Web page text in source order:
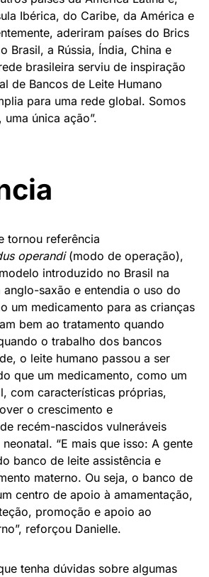
Ibérica, do Caribe, da América e
aderiram países do Brics
Brasil, a Rússia, Índia, China e
brasileira serviu de inspiração
de Bancos de Leite Humano
para uma rede global. Somos
única ação”.
tornou referência
operandi(modo de operação),
introduzido no Brasil na
saxão e entendia o uso do
um medicamento para as crianças
bem ao tratamento quando
o trabalho dos bancos
o leite humano passou a ser
que um medicamento, como um
com características próprias,
o crescimento e
recém-nascidos vulneráveis
“E mais que isso: A gente
banco de leite assistência e
materno. Ou seja, o banco de
centro de apoio à amamentação,
promoção e apoio ao
reforçou Danielle.
tenha dúvidas sobre algumas